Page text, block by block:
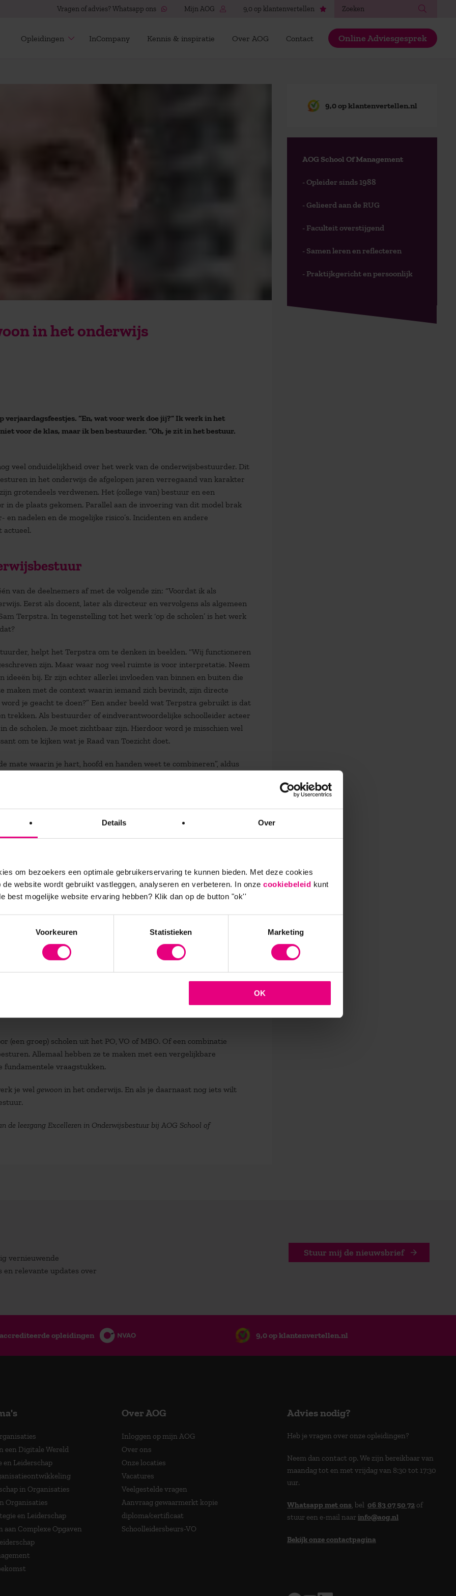
Details Over
om bezoekers een optimale gebruikerservaring te kunnen bieden. Met deze cookies
de website wordt gebruikt vastleggen, analyseren en verbeteren. In onze cookiebeleid kunt
best mogelijke website ervaring hebben? Klik dan op de button "ok''
Voorkeuren Statistieken Marketing
OK
Vragen of advies? Whatsapp ons Mijn AOG 9,0 op klantenvertellen
Opleidingen InCompany Kennis & inspiratie Over AOG Contact Online Adviesgesprek
in het onderwijs
“En, wat voor werk doe jij?” Ik werk in het
voor de klas, maar ik ben bestuurder. “Oh, je zit in het bestuur.
veel onduidelijkheid over het werk van de onderwijsbestuurder. Dit
in het onderwijs de afgelopen jaren verregaand van karakter
grotendeels verdwenen. Het (college van) bestuur en een
in de plaats gekomen. Parallel aan de invoering van dit model brak
nadelen en de mogelijke risico’s. Incidenten en andere
actueel.
van de deelnemers af met de volgende zin: “Voordat ik als
Eerst als docent, later als directeur en vervolgens als algemeen
Terpstra. In tegenstelling tot het werk ‘op de scholen’ is het werk
helpt het Terpstra om te denken in beelden. “Wij functioneren
zijn. Maar waar nog veel ruimte is voor interpretatie. Neem
ideeën bij. Er zijn echter allerlei invloeden van binnen en buiten die
maken met de context waarin iemand zich bevindt, zijn directe
je geacht te doen?” Een ander beeld wat Terpstra gebruikt is dat
trekken. Als bestuurder of eindverantwoordelijke schoolleider acteer
de scholen. Je moet zichtbaar zijn. Hierdoor word je misschien wel
om te kijken wat je Raad van Toezicht doet.
mate waarin je hart, hoofd en handen weet te combineren”, aldus
en theorieën, is het ook van belang om te weten wat je
energie en kracht vandaan? Vervolgens gaat het om welke
in dit geheel zit hem in zelfinzicht. Ben je in staat en
de leergang wie jij bent als bestuurder en waar je hart ligt. Het is
oplossing te zoeken. Je onderzoekt wat er in de literatuur staat
Veel gastdocenten houden een inleidend verhaal en gaan
met groepsopdrachten. Naar andere sprekers zit je soms
verwarring tot gevolg. De uitdaging is vervolgens om met
bestuur, in je eigen context.”
keuzes legitimeren?
(een groep) scholen uit het PO, VO of MBO. Of een combinatie
Allemaal hebben ze te maken met een vergelijkbare
fundamentele vraagstukken.
je wel gewoon in het onderwijs. En als je daarnaast nog iets wilt
de leergang Excelleren in Onderwijsbestuur bij AOG School of
9,0 op klantenvertellen.nl
AOG School Of Management
- Opleider sinds 1988
- Gelieerd aan de RUG
- Faculteit overstijgend
- Samen leren en reflecteren
- Praktijkgericht en persoonlijk
vernieuwende
en relevante updates over
Stuur mij de nieuwsbrief
opleidingen 9,0 op klantenvertellen.nl
een Digitale Wereld
en Leiderschap
in Organisaties
Organisaties
en Leiderschap
aan Complexe Opgaven
Over AOG
Inloggen op mijn AOG
Over ons
Onze locaties
Vacatures
Veelgestelde vragen
Aanvraag gewaarmerkt kopie
diploma/certificaat
Schoolleidersbeurs-VO
Advies nodig?
Heb je vragen over onze opleidingen?
Neem dan contact op. We zijn bereikbaar van
maandag tot en met vrijdag van 8:30 tot 17:30
uur.
Whatsapp met ons, bel 06 83 07 50 72 of
stuur een e-mail naarinfo@aog.nl
Bekijk onze contactpagina